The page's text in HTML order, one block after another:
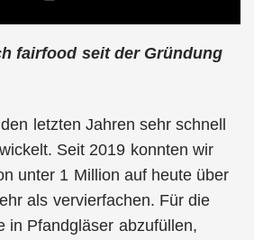
fairfood seit der Gründung
letzten Jahren sehr schnell
Seit 2019 konnten wir
unter 1 Million auf heute über
als vervierfachen. Für die
in Pfandgläser abzufüllen,